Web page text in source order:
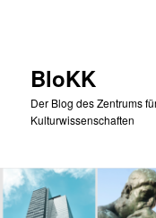
BloKK
Der Blog des Zentrums
Kulturwissenschaften